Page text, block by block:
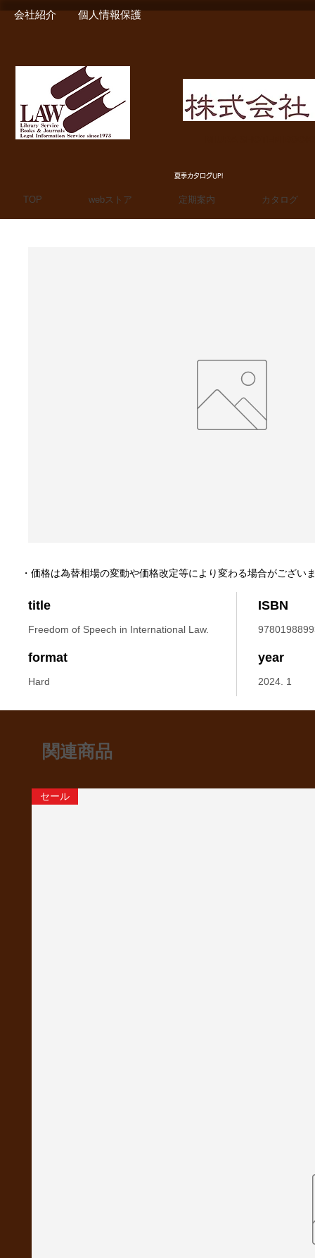
会社紹介 個人情報保護
夏季カタログUP!
TOP webストア 定期案内 カタログ
title
Freedom of Speech in International Law.
ISBN
format
Hard
year
2024. 1
・価格は為替相場の変動や価格改定等により変わる場合がござい
関連商品
セール